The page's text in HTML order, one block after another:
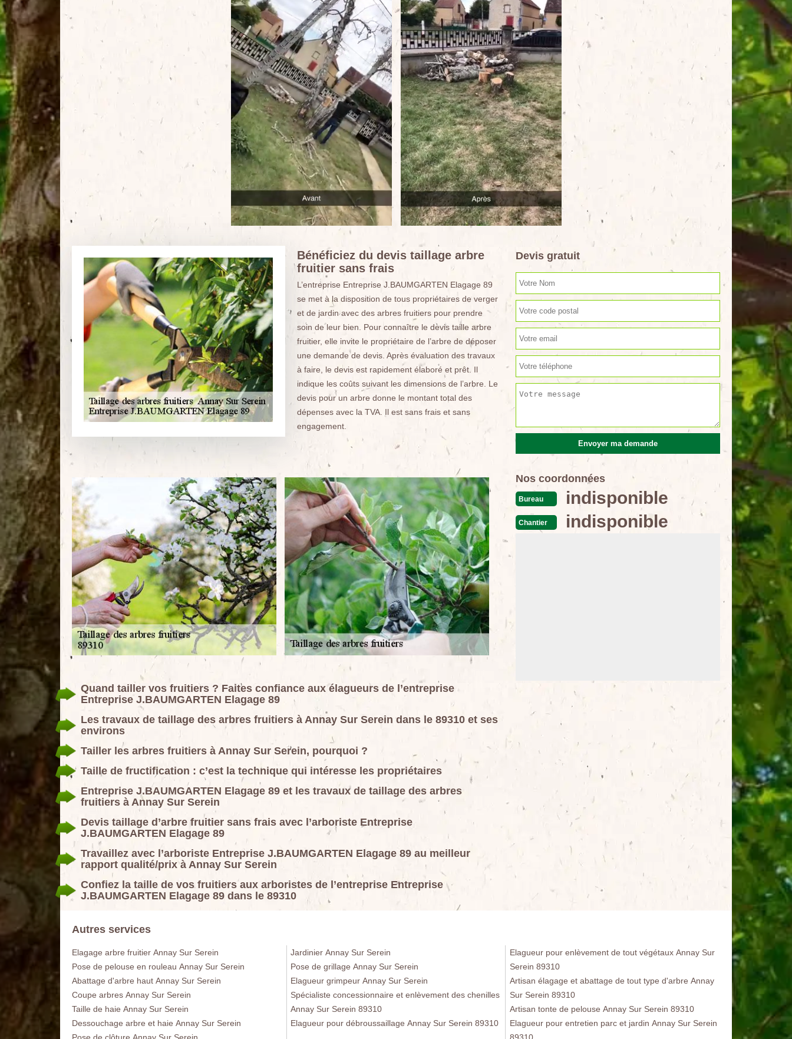
Bénéficiez du devis taillage arbre
fruitier sans frais
L’entreprise Entreprise J.BAUMGARTEN Elagage 89
se met à la disposition de tous propriétaires de verger
et de jardin avec des arbres fruitiers pour prendre
soin de leur bien. Pour connaître le devis taille arbre
fruitier, elle invite le propriétaire de l’arbre de déposer
une demande de devis. Après évaluation des travaux
à faire, le devis est rapidement élaboré et prêt. Il
indique les coûts suivant les dimensions de l’arbre. Le
devis pour un arbre donne le montant total des
dépenses avec la TVA. Il est sans frais et sans
engagement.
Quand tailler vos fruitiers ? Faites confiance aux élagueurs de l’entreprise
Entreprise J.BAUMGARTEN Elagage 89
Les travaux de taillage des arbres fruitiers à Annay Sur Serein dans le 89310 et ses
environs
Tailler les arbres fruitiers à Annay Sur Serein, pourquoi ?
Taille de fructification : c’est la technique qui intéresse les propriétaires
Entreprise J.BAUMGARTEN Elagage 89 et les travaux de taillage des arbres
fruitiers à Annay Sur Serein
Devis taillage d’arbre fruitier sans frais avec l’arboriste Entreprise
J.BAUMGARTEN Elagage 89
Travaillez avec l’arboriste Entreprise J.BAUMGARTEN Elagage 89 au meilleur
rapport qualité/prix à Annay Sur Serein
Confiez la taille de vos fruitiers aux arboristes de l’entreprise Entreprise
J.BAUMGARTEN Elagage 89 dans le 89310
Devis gratuit
Nos coordonnées
Bureau indisponible
Chantier indisponible
Autres services
Elagage arbre fruitier Annay Sur Serein
Pose de pelouse en rouleau Annay Sur Serein
Abattage d'arbre haut Annay Sur Serein
Coupe arbres Annay Sur Serein
Taille de haie Annay Sur Serein
Dessouchage arbre et haie Annay Sur Serein
Pose de clôture Annay Sur Serein
Jardinier Annay Sur Serein
Pose de grillage Annay Sur Serein
Elagueur grimpeur Annay Sur Serein
Spécialiste concessionnaire et enlèvement des chenilles
Annay Sur Serein 89310
Elagueur pour débroussaillage Annay Sur Serein 89310
Elagueur pour enlèvement de tout végétaux Annay Sur
Serein 89310
Artisan élagage et abattage de tout type d'arbre Annay
Sur Serein 89310
Artisan tonte de pelouse Annay Sur Serein 89310
Elagueur pour entretien parc et jardin Annay Sur Serein
89310